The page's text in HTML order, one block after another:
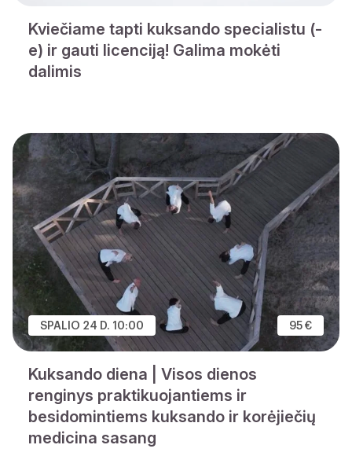
Kviečiame tapti kuksando specialistu (-
e) ir gauti licenciją! Galima mokėti
dalimis
SPALIO 24 D. 10:00 95 €
Kuksando diena | Visos dienos
renginys praktikuojantiems ir
besidomintiems kuksando ir korėjiečių
medicina sasang